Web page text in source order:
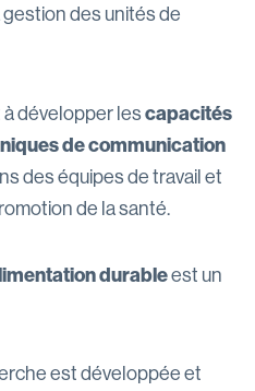
des unités de
développer lescapacités
de communication
des équipes de travail et
de la santé.
durableest un
est développée et